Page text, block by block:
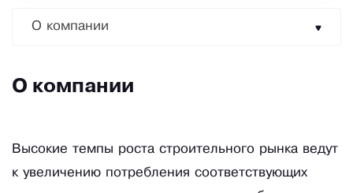
О компании
О компании
Высокие темпы роста строительного рынка ведут
к увеличению потребления соответствующих